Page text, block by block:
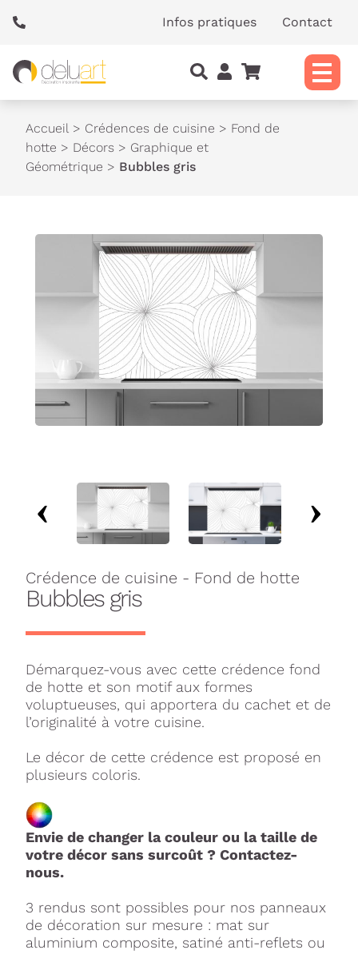
Infos pratiques Contact
Accueil > Crédences de cuisine > Fond de
hotte > Décors > Graphique et
Géométrique > Bubbles gris
Crédence de cuisine - Fond de hotte
Bubbles gris
Démarquez-vous avec cette crédence fond
de hotte et son motif aux formes
voluptueuses, qui apportera du cachet et de
l’originalité à votre cuisine.
Le décor de cette crédence est proposé en
plusieurs coloris.
Envie de changer la couleur ou la taille de
votre décor sans surcoût ? Contactez-
nous.
3 rendus sont possibles pour nos panneaux
de décoration sur mesure : mat sur
aluminium composite, satiné anti-reflets ou